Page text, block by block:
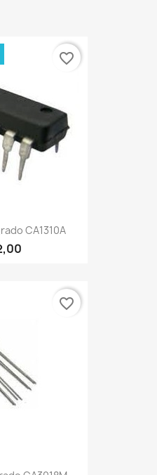
CA1310A
favorite_border
favorite_border